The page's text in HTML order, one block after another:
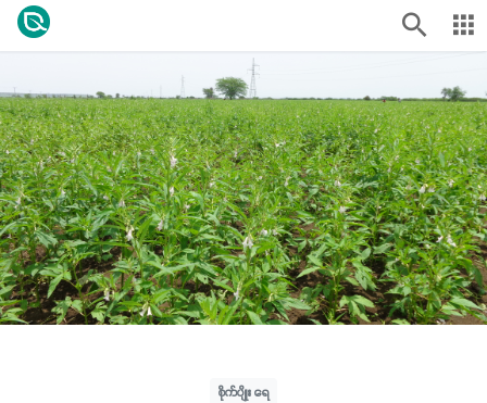
စိုက်ပျိုး ရေ